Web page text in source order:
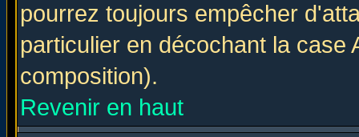
pourrez toujours empêcher
particulier en décochant la
composition).
Revenir en haut